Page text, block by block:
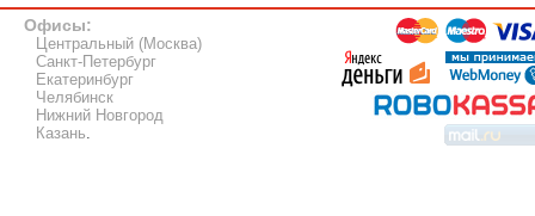
Офисы:
Центральный (Москва)
Санкт-Петербург
Екатеринбург
Челябинск
Нижний Новгород
Казань.